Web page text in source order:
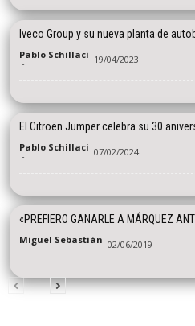
Iveco Group y su nueva planta de
Pablo Schillaci
- 19/04/2023
El Citroën Jumper celebra su 30
Pablo Schillaci
- 07/02/2024
«PREFIERO GANARLE A MÁRQUEZ
Miguel Sebastián
- 02/06/2019